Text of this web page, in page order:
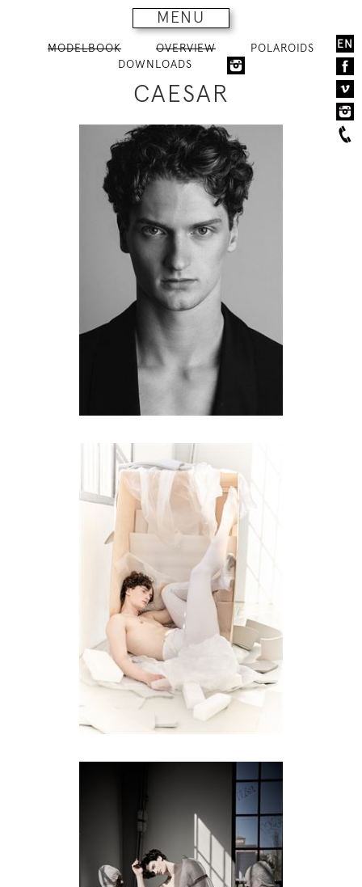
MENU
EN
MODELBOOK OVERVIEW
POLAROIDS
DOWNLOADS
CAESAR